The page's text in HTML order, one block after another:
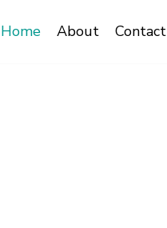
Home About Contact